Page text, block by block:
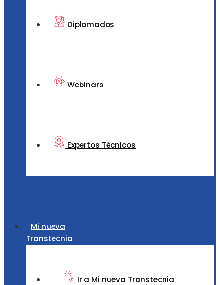
Diplomados
Webinars
Expertos Técnicos
Mi nueva
Transtecnia
Ir a Mi nueva Transtecnia